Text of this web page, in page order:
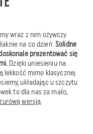
wraz z nim ożywczy
na co dzień. Solidne
prezentować się
Dzięki uniesieniu na
lekkość mimo klasycznej
układając u szczytu
to dla nas za mało,
wersją